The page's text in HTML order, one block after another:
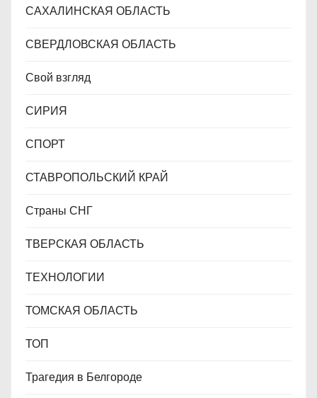
САХАЛИНСКАЯ ОБЛАСТЬ
СВЕРДЛОВСКАЯ ОБЛАСТЬ
Свой взгляд
СИРИЯ
СПОРТ
СТАВРОПОЛЬСКИЙ КРАЙ
Страны СНГ
ТВЕРСКАЯ ОБЛАСТЬ
ТЕХНОЛОГИИ
ТОМСКАЯ ОБЛАСТЬ
ТОП
Трагедия в Белгороде